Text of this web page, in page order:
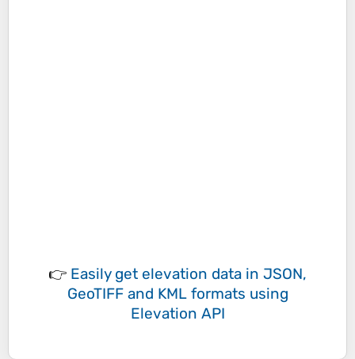
👉 Easily get elevation data in JSON,
GeoTIFF and KML formats using
Elevation API